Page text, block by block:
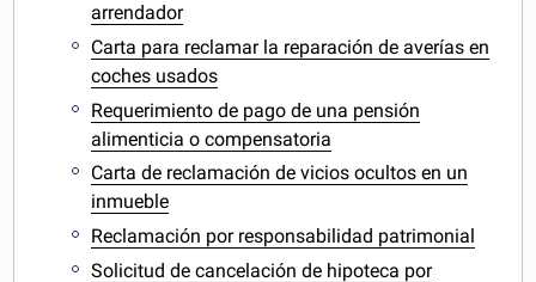
arrendador
Carta para reclamar la reparación de averías en
coches usados
Requerimiento de pago de una pensión
alimenticia o compensatoria
Carta de reclamación de vicios ocultos en un
inmueble
Reclamación por responsabilidad patrimonial
Solicitud de cancelación de hipoteca por